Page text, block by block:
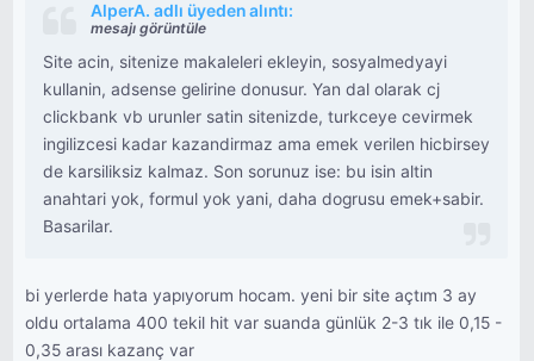
AlperA. adlı üyeden alıntı:
mesajı görüntüle
Site acin, sitenize makaleleri ekleyin, sosyalmedyayi
kullanin, adsense gelirine donusur. Yan dal olarak cj
clickbank vb urunler satin sitenizde, turkceye cevirmek
ingilizcesi kadar kazandirmaz ama emek verilen hicbirsey
de karsiliksiz kalmaz. Son sorunuz ise: bu isin altin
anahtari yok, formul yok yani, daha dogrusu emek+sabir.
Basarilar.
bi yerlerde hata yapıyorum hocam. yeni bir site açtım 3 ay
oldu ortalama 400 tekil hit var suanda günlük 2-3 tık ile 0,15 -
0,35 arası kazanç var